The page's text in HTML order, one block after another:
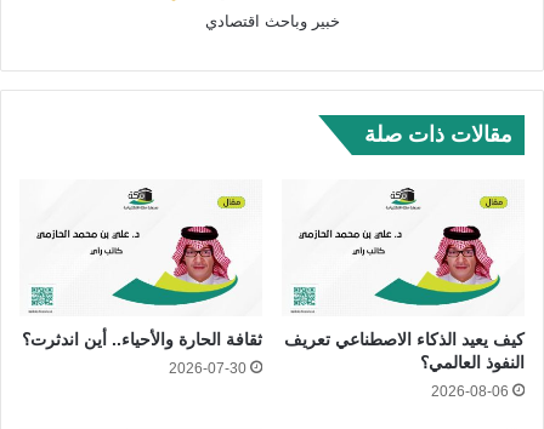
خبير وباحث اقتصادي
مقالات ذات صلة
كيف يعيد الذكاء الاصطناعي تعريف
النفوذ العالمي؟
2026-08-06
ثقافة الحارة والأحياء.. أين اندثرت؟
2026-07-30